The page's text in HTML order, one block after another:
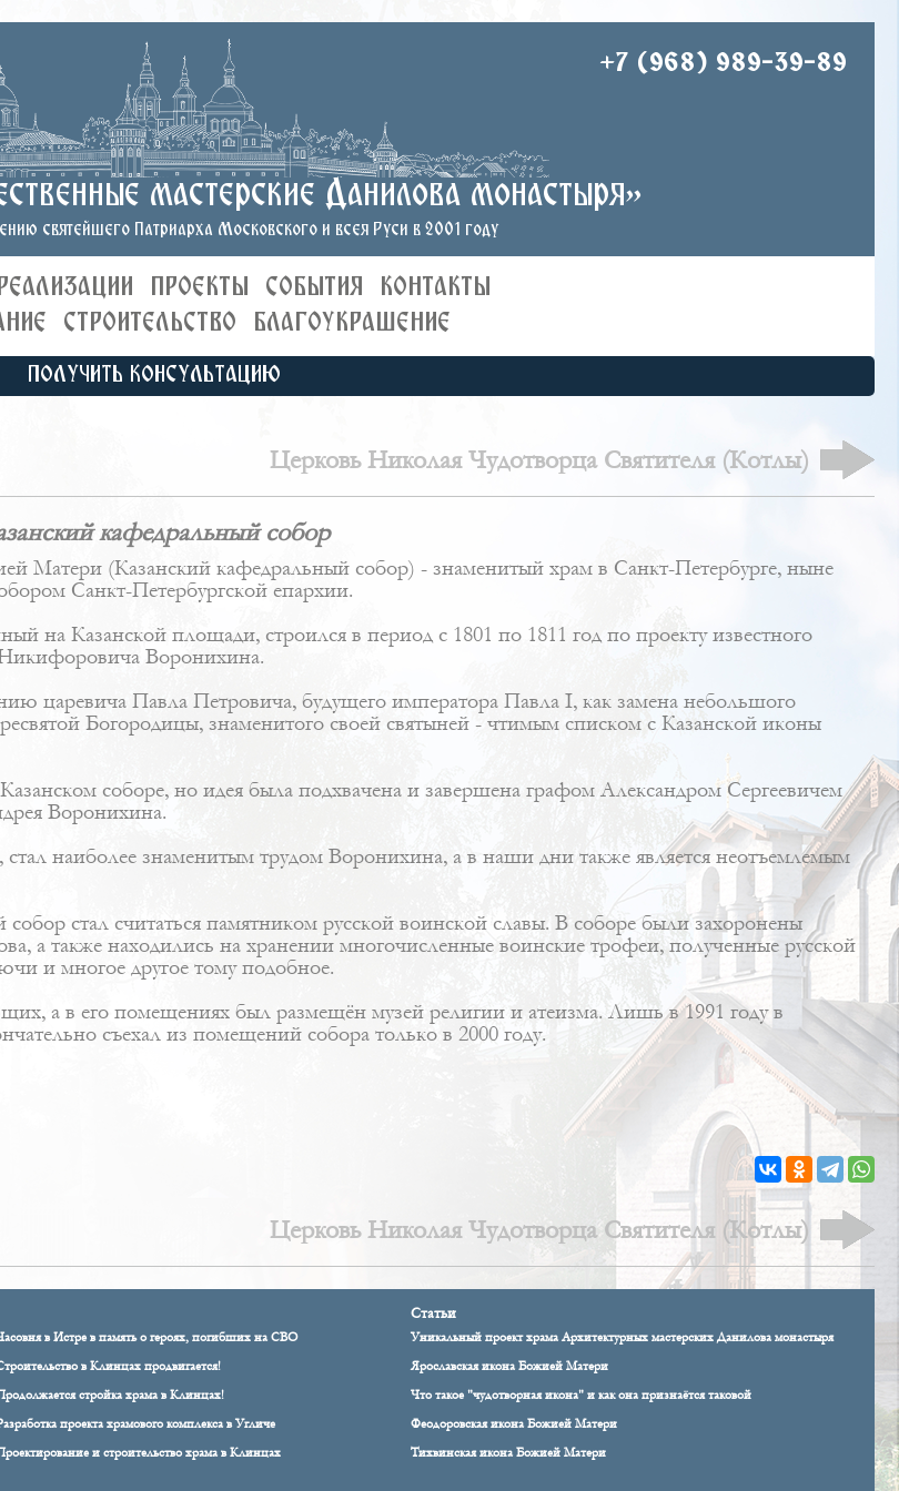
+7 (968) 989-39-89
мастерские Данилова монастыря»
святейшего Патриарха Московского и всея Руси в 2001 году
ПРОЕКТЫ СОБЫТИЯ
КОНТАКТЫ
СТРОИТЕЛЬСТВО БЛАГОУКРАШЕНИЕ
ПОЛУЧИТЬ КОНСУЛЬТАЦИЮ
Церковь Николая Чудотворца Святителя (Котлы)
кафедральный собор
Матери (Казанский кафедральный собор) - знаменитый храм в Санкт-Петербурге, ныне
Санкт-Петербургской епархии.
на Казанской площади, строился в период с 1801 по 1811 год по проекту известного
Воронихина.
царевича Павла Петровича, будущего императора Павла I, как замена небольшого
Богородицы, знаменитого своей святыней - чтимым списком с Казанской иконы
соборе, но идея была подхвачена и завершена графом Александром Сергеевичем
Воронихина.
наиболее знаменитым трудом Воронихина, а в наши дни также является неотъемлемым
стал считаться памятником русской воинской славы. В соборе были захоронены
а также находились на хранении многочисленные воинские трофеи, полученные русской
и многое другое тому подобное.
а в его помещениях был размещён музей религии и атеизма. Лишь в 1991 году в
съехал из помещений собора только в 2000 году.
Церковь Николая Чудотворца Святителя (Котлы)
в Истре в память о героях, погибших на СВО
в Клинцах продвигается!
стройка храма в Клинцах!
проекта храмового комплекса в Угличе
и строительство храма в Клинцах
Статьи
Уникальный проект храма Архитектурных мастерских Данилова монастыря
Ярославская икона Божией Матери
Что такое "чудотворная икона" и как она признаётся таковой
Феодоровская икона Божией Матери
Тихвинская икона Божией Матери